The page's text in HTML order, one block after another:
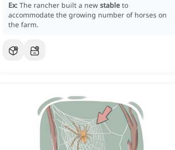
Ex: The rancher built a new stable to
accommodate the growing number of horses on
the farm.